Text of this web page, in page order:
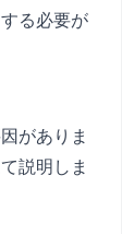
る必要が
がありま
説明しま